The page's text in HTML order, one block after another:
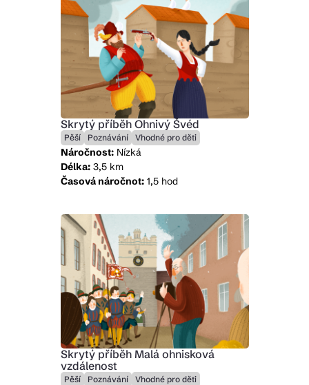
Skrytý příběh Ohnivý Švéd
Pěší Poznávání Vhodné pro děti
Náročnost:Nízká
Délka:3,5 km
Časová náročnot:1,5 hod
Skrytý příběh Malá ohnisková
vzdálenost
Pěší Poznávání Vhodné pro děti